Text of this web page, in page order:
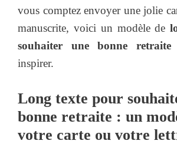
vous comptez envoyer une jolie
manuscrite, voici un modèle de
souhaiter une bonne retraite
inspirer.
Long texte pour
bonne retraite : un
votre carte ou votre